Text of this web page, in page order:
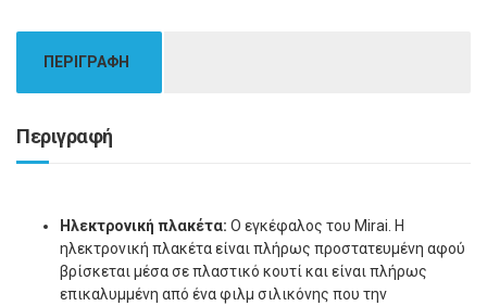
ΠΕΡΙΓΡΑΦΗ
Περιγραφή
Ηλεκτρονική πλακέτα: Ο εγκέφαλος του Mirai. Η
ηλεκτρονική πλακέτα είναι πλήρως προστατευμένη αφού
βρίσκεται μέσα σε πλαστικό κουτί και είναι πλήρως
επικαλυμμένη από ένα φιλμ σιλικόνης που την